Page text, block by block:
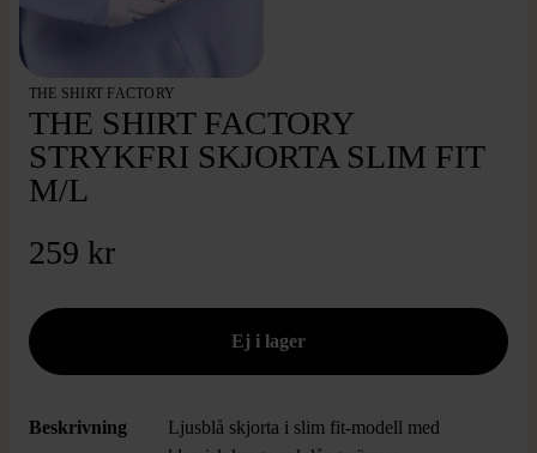
THE SHIRT FACTORY
THE SHIRT FACTORY
STRYKFRI SKJORTA SLIM FIT
M/L
259 kr
Beskrivning
Ljusblå skjorta i slim fit-modell med